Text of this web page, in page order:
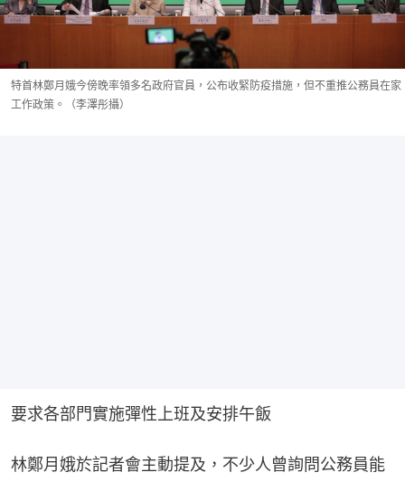
特首林鄭月娥今傍晚率領多名政府官員，公布收緊防疫措施，但不重推公務員在家
工作政策。（李澤彤攝）
要求各部門實施彈性上班及安排午飯
林鄭月娥於記者會主動提及，不少人曾詢問公務員能